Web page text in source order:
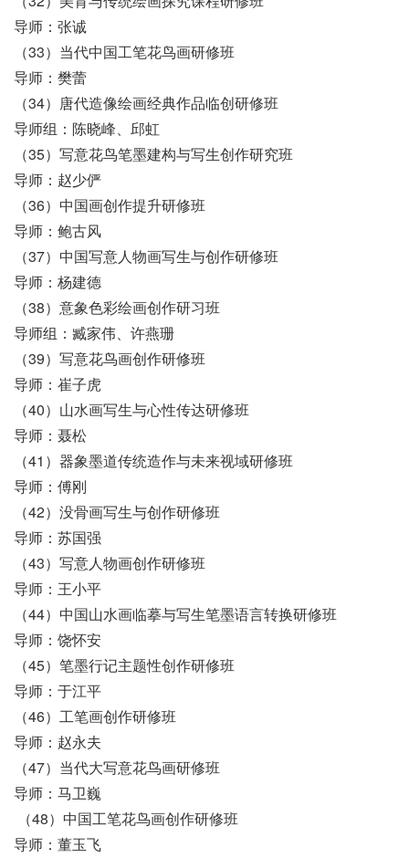
导师：张诚
（33）当代中国工笔花鸟画研修班
导师：樊蕾
（34）唐代造像绘画经典作品临创研修班
导师组：陈晓峰、邱虹
（35）写意花鸟笔墨建构与写生创作研究班
导师：赵少俨
（36）中国画创作提升研修班
导师：鲍古风
（37）中国写意人物画写生与创作研修班
导师：杨建德
（38）意象色彩绘画创作研习班
导师组：臧家伟、许燕珊
（39）写意花鸟画创作研修班
导师：崔子虎
（40）山水画写生与心性传达研修班
导师：聂松
（41）器象墨道传统造作与未来视域研修班
导师：傅刚
（42）没骨画写生与创作研修班
导师：苏国强
（43）写意人物画创作研修班
导师：王小平
（44）中国山水画临摹与写生笔墨语言转换研修班
导师：饶怀安
（45）笔墨行记主题性创作研修班
导师：于江平
（46）工笔画创作研修班
导师：赵永夫
（47）当代大写意花鸟画研修班
导师：马卫巍
（48）中国工笔花鸟画创作研修班
导师：董玉飞